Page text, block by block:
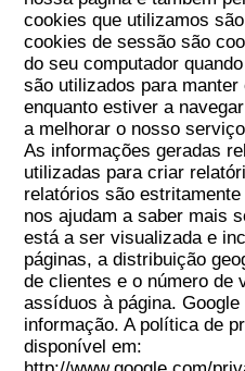
cookies que utilizamos
cookies de sessão são
do seu computador
são utilizados para
enquanto estiver a
a melhorar o nosso
As informações geradas
utilizadas para criar
relatórios são
nos ajudam a saber mais
está a ser visualizada e
páginas, a distribuição
de clientes e o número de
assíduos à página.
informação. A política de
disponível em: